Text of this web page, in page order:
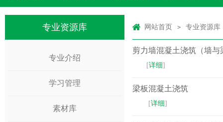
专业资源库
专业介绍
学习管理
素材库
网站首页 > 专业资源库
剪力墙混凝土浇筑（墙与
[详细]
梁板混凝土浇筑
​[详细]